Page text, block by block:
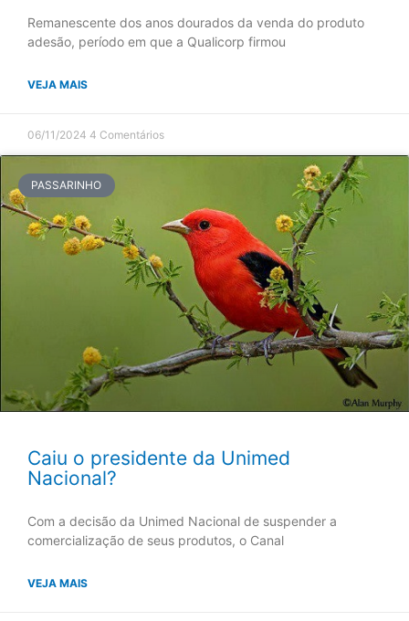
Remanescente dos anos dourados da venda do produto
adesão, período em que a Qualicorp firmou
VEJA MAIS
06/11/2024 4 Comentários
PASSARINHO
Caiu o presidente da Unimed
Nacional?
Com a decisão da Unimed Nacional de suspender a
comercialização de seus produtos, o Canal
VEJA MAIS